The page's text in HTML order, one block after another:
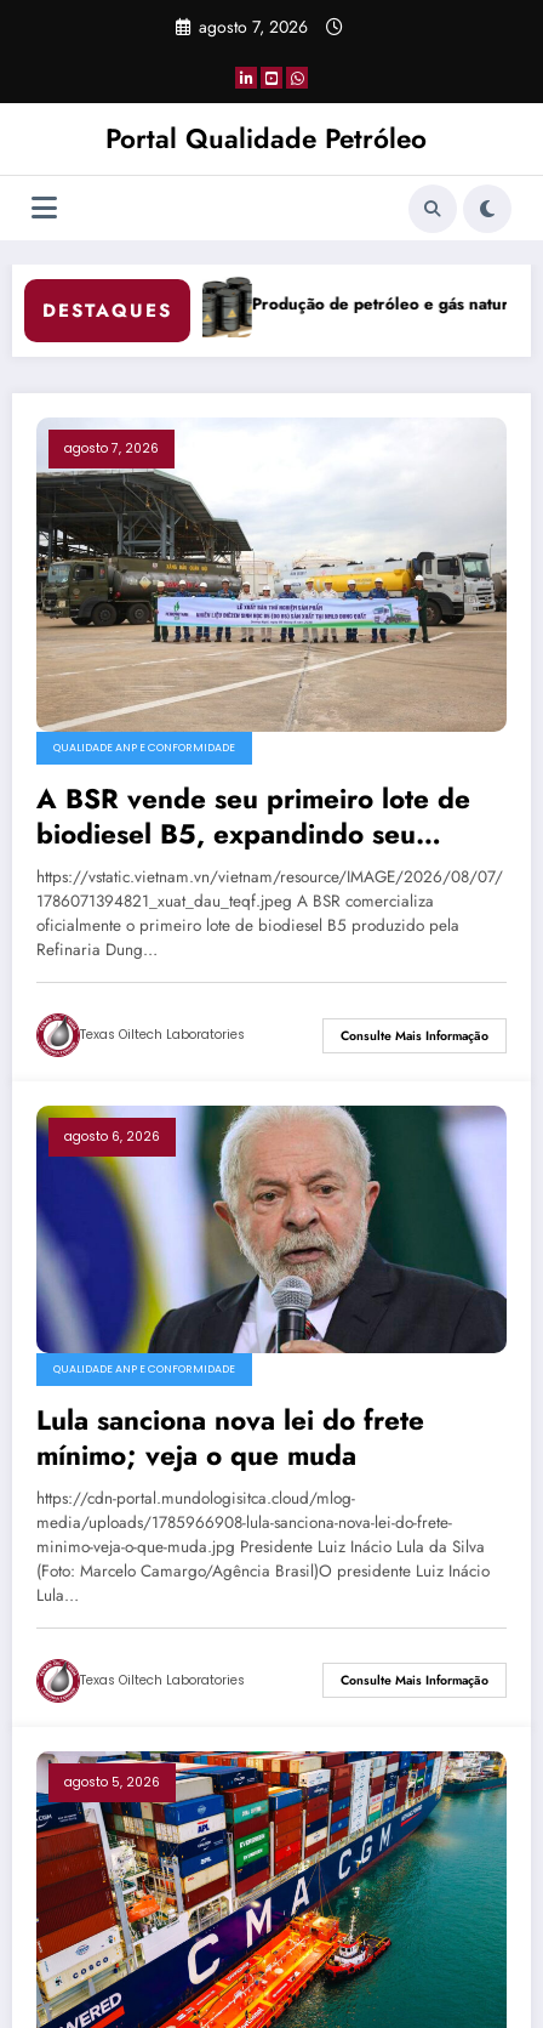
agosto 7, 2026
Portal Qualidade Petróleo
DESTAQUES
e gás natural do Brasil atinge 5,842 milhões de boe/d em junho
China Coke Market
agosto 7, 2026
QUALIDADE ANP E CONFORMIDADE
A BSR vende seu primeiro lote de
biodiesel B5, expandindo seu
mercado de combustíveis ecológicos.
https://vstatic.vietnam.vn/vietnam/resource/IMAGE/2026/08/07/
1786071394821_xuat_dau_teqf.jpeg A BSR comercializa
oficialmente o primeiro lote de biodiesel B5 produzido pela
Refinaria Dung…
Texas Oiltech Laboratories Consulte Mais Informação
agosto 6, 2026
QUALIDADE ANP E CONFORMIDADE
Lula sanciona nova lei do frete
mínimo; veja o que muda
https://cdn-portal.mundologisitca.cloud/mlog-
media/uploads/1785966908-lula-sanciona-nova-lei-do-frete-
minimo-veja-o-que-muda.jpg Presidente Luiz Inácio Lula da Silva
(Foto: Marcelo Camargo/Agência Brasil)O presidente Luiz Inácio
Lula…
Texas Oiltech Laboratories Consulte Mais Informação
agosto 5, 2026